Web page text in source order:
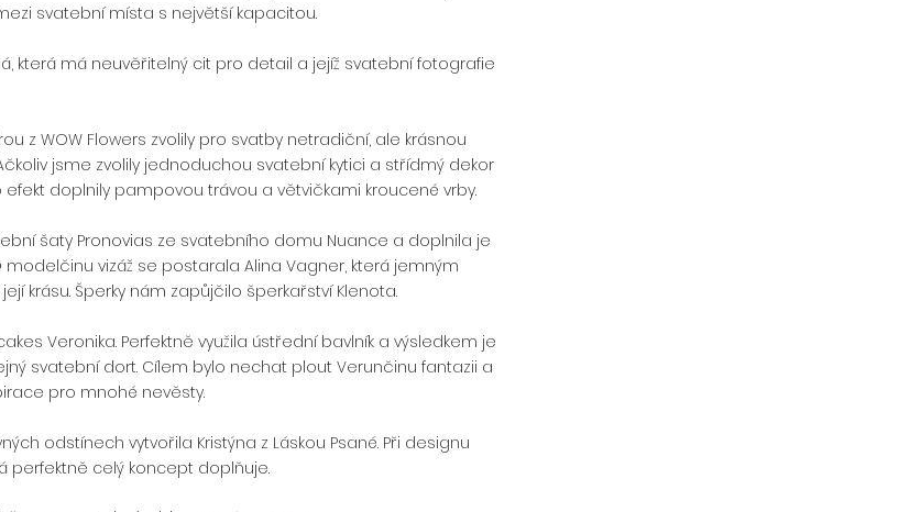
svatební místa s největší kapacitou.
která má neuvěřitelný cit pro detail a jejíž svatební fotografie
z WOW Flowers zvolily pro svatby netradiční, ale krásnou
jsme zvolily jednoduchou svatební kytici a střídmý dekor
doplnily pampovou trávou a větvičkami kroucené vrby.
šaty Pronovias ze svatebního domu Nuance a doplnila je
modelčinu vizáž se postarala Alina Vagner, která jemným
krásu. Šperky nám zapůjčilo šperkařství Klenota.
Veronika. Perfektně využila ústřední bavlník a výsledkem je
svatební dort. Cílem bylo nechat plout Verunčinu fantazii a
pro mnohé nevěsty.
odstínech vytvořila Kristýna z Láskou Psané. Při designu
perfektně celý koncept doplňuje.